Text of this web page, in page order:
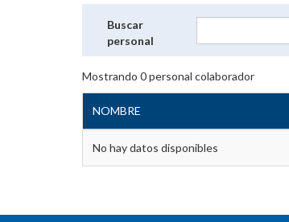
Buscar
personal
Mostrando 0personal colaborador
NOMBRE
No hay datos disponibles